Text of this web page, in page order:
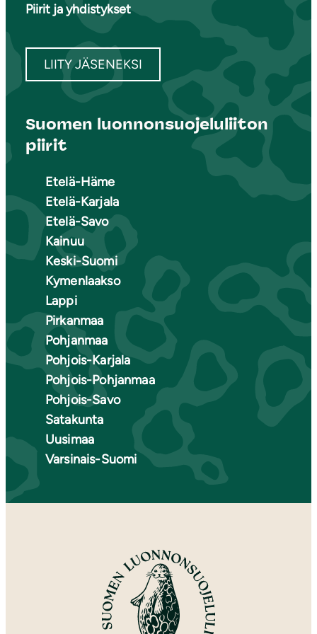
Piirit ja yhdistykset
LIITY JÄSENEKSI
Suomen luonnonsuojeluliiton
piirit
Etelä-Häme
Etelä-Karjala
Etelä-Savo
Kainuu
Keski-Suomi
Kymenlaakso
Lappi
Pirkanmaa
Pohjanmaa
Pohjois-Karjala
Pohjois-Pohjanmaa
Pohjois-Savo
Satakunta
Uusimaa
Varsinais-Suomi